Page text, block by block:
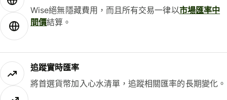
Wise絕無隱藏費用，而且所有交易一律以市場匯率中
間價結算。
追蹤實時匯率
將首選貨幣加入心水清單，追蹤相關匯率的長期變化。